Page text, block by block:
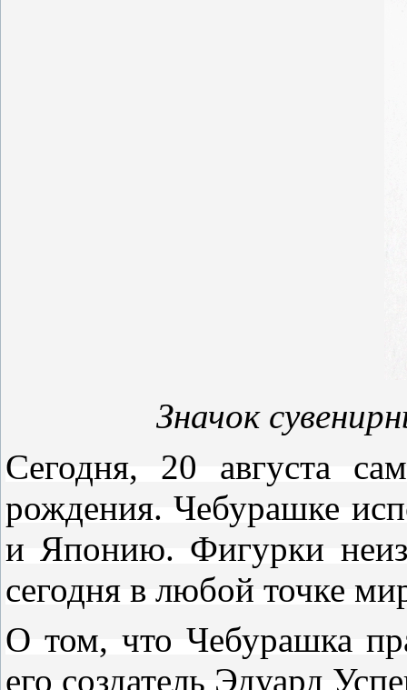
Значок
Сегодня, 20 августа
рождения. Чебурашке
и Японию. Фигурки
сегодня в любой точке
О том, что Чебурашка
его создатель Эдуард